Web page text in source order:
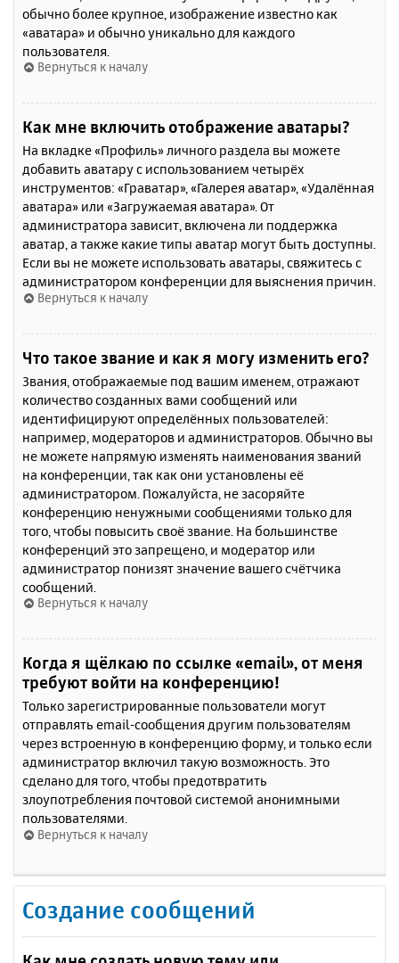
обычно более крупное, изображение известно как
«аватара» и обычно уникально для каждого
пользователя.
Вернуться к началу
Как мне включить отображение аватары?
На вкладке «Профиль» личного раздела вы можете
добавить аватару с использованием четырёх
инструментов: «Граватар», «Галерея аватар», «Удалённая
аватара» или «Загружаемая аватара». От
администратора зависит, включена ли поддержка
аватар, а также какие типы аватар могут быть доступны.
Если вы не можете использовать аватары, свяжитесь с
администратором конференции для выяснения причин.
Вернуться к началу
Что такое звание и как я могу изменить его?
Звания, отображаемые под вашим именем, отражают
количество созданных вами сообщений или
идентифицируют определённых пользователей:
например, модераторов и администраторов. Обычно вы
не можете напрямую изменять наименования званий
на конференции, так как они установлены её
администратором. Пожалуйста, не засоряйте
конференцию ненужными сообщениями только для
того, чтобы повысить своё звание. На большинстве
конференций это запрещено, и модератор или
администратор понизят значение вашего счётчика
сообщений.
Вернуться к началу
Когда я щёлкаю по ссылке «email», от меня
требуют войти на конференцию!
Только зарегистрированные пользователи могут
отправлять email-сообщения другим пользователям
через встроенную в конференцию форму, и только если
администратор включил такую возможность. Это
сделано для того, чтобы предотвратить
злоупотребления почтовой системой анонимными
пользователями.
Вернуться к началу
Создание сообщений